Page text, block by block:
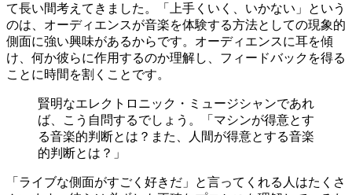
て長い間考えてきました。「上手くいく、いかない」という
のは、オーディエンスが音楽を体験する方法としての現象的
側面に強い興味があるからです。オーディエンスに耳を傾
け、何か彼らに作用するのか理解し、フィードバックを得る
ことに時間を割くことです。
賢明なエレクトロニック・ミュージシャンであれ
ば、こう自問するでしょう。「マシンが得意とす
る音楽的判断とは？また、人間が得意とする音楽
的判断とは？」
「ライブな側面がすごく好きだ」と言ってくれる人はたくさ